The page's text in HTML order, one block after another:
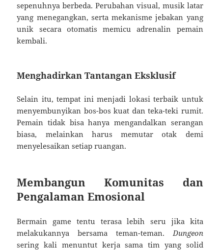
sepenuhnya berbeda. Perubahan visual, musik latar
yang menegangkan, serta mekanisme jebakan yang
unik secara otomatis memicu adrenalin pemain
kembali.
Menghadirkan Tantangan Eksklusif
Selain itu, tempat ini menjadi lokasi terbaik untuk
menyembunyikan bos-bos kuat dan teka-teki rumit.
Pemain tidak bisa hanya mengandalkan serangan
biasa, melainkan harus memutar otak demi
menyelesaikan setiap ruangan.
Membangun Komunitas dan
Pengalaman Emosional
Bermain game tentu terasa lebih seru jika kita
melakukannya bersama teman-teman.Dungeon
sering kali menuntut kerja sama tim yang solid